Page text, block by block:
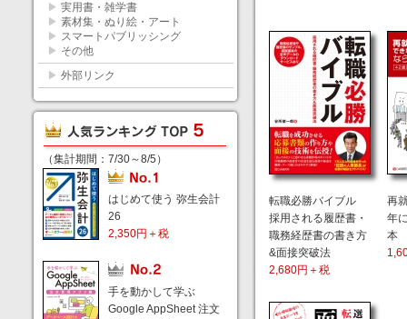
▶ 実用書・雑学書
▶ 素材集・ぬり絵・アート
▶ スマートパブリッシング
▶ その他
▶ 外部リンク
（集計期間：7/30～8/5）
はじめて使う 弥生会計
26
2,350円＋税
手を動かして学ぶ
Google AppSheet 注文
転職必勝バイブル
採用される履歴書・
職務経歴書の書き方
&面接突破法
2,680円＋税
再
年
本